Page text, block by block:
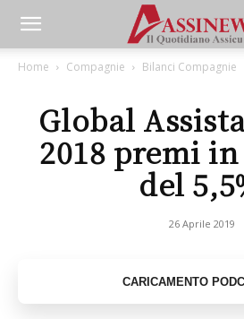
Home Compagnie Bilanci Compagnie
Global
2018 premi
del
26 Aprile 2019